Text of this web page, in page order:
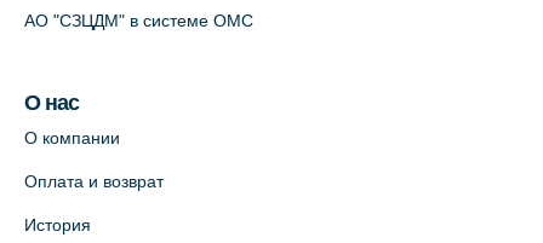
Клиника “ПулковоСтом” на Пулковском
Лабораторный терминал на ул.
АО "СЗЦДМ" в системе ОМС
О нас
О компании
Оплата и возврат
История